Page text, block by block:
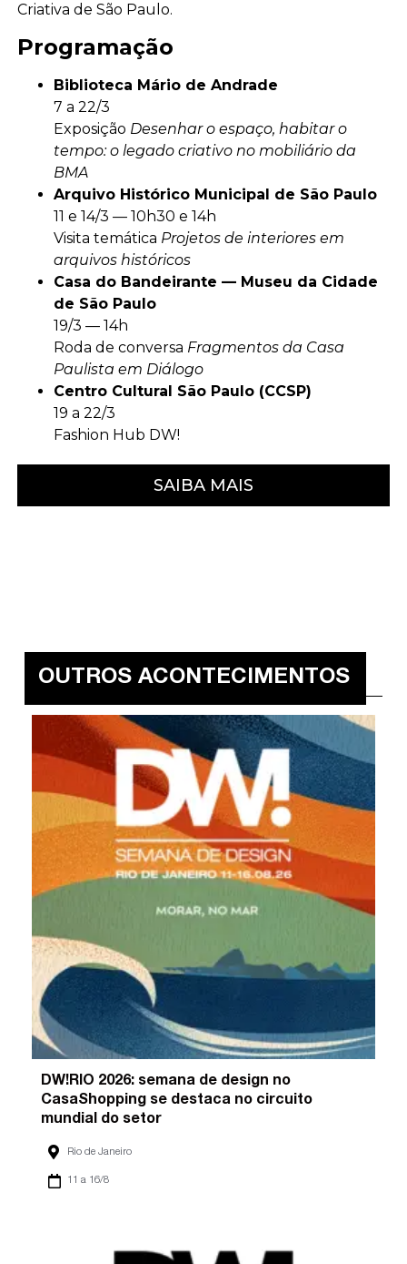
Criativa de São Paulo.
Programação
Biblioteca Mário de Andrade
7 a 22/3
Exposição Desenhar o espaço, habitar o
tempo: o legado criativo no mobiliário da
BMA
Arquivo Histórico Municipal de São Paulo
11 e 14/3 — 10h30 e 14h
Visita temática Projetos de interiores em
arquivos históricos
Casa do Bandeirante — Museu da Cidade
de São Paulo
19/3 — 14h
Roda de conversa Fragmentos da Casa
Paulista em Diálogo
Centro Cultural São Paulo (CCSP)
19 a 22/3
Fashion Hub DW!
SAIBA MAIS
OUTROS ACONTECIMENTOS
DW!RIO 2026: semana de design no
CasaShopping se destaca no circuito
mundial do setor
Rio de Janeiro
11 a 16/8